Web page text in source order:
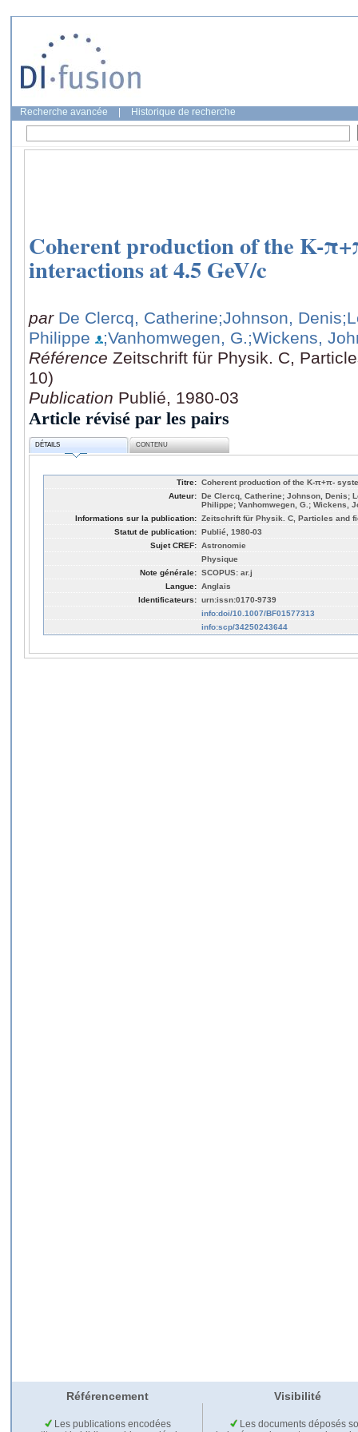
Recherche avancée Historique de recherche
Coherent production of the K-
interactions at 4.5 GeV/c
par De Clercq, Catherine;Johnson, Denis
Philippe
;Vanhomwegen, G.;Wickens,
Référence Zeitschrift für Physik. C,
10)
Publication Publié, 1980-03
Article révisé par les pairs
DÉTAILS CONTENU
Titre: Coherent production of the K-π+π-
Auteur: De Clercq, Catherine; Johnson, Denis;
Philippe; Vanhomwegen, G.; Wickens,
Informations sur la publication: Zeitschrift für Physik. C, Particles and
Statut de publication: Publié, 1980-03
Sujet CREF: Astronomie
Physique
Note générale: SCOPUS: ar.j
Langue: Anglais
Identificateurs: urn:issn:0170-9739
info:doi/10.1007/BF01577313
info:scp/34250243644
Référencement Visibilité
Les publications encodées
Les documents déposés